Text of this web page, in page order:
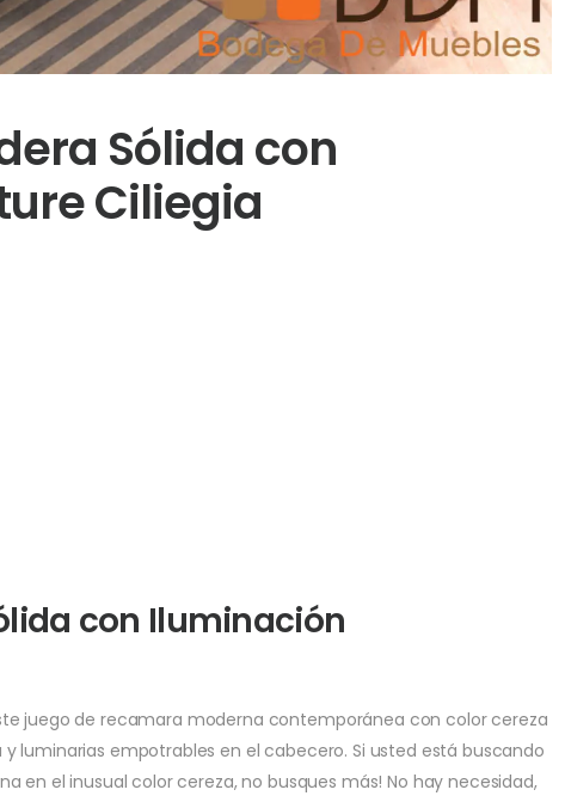
Sólida con
Ciliegia
con Iluminación
juego de recamara moderna contemporánea con color cereza
luminarias empotrables en el cabecero. Si usted está buscando
en el inusual color cereza, no busques más! No hay necesidad,